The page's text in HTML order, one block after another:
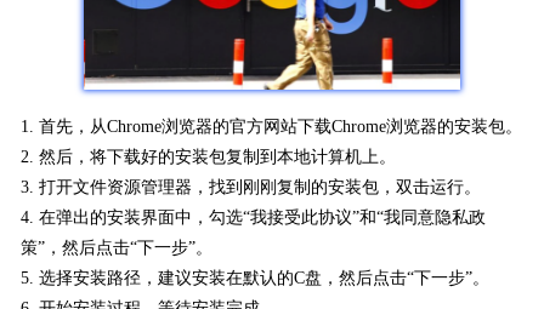
1. 首先，从Chrome浏览器的官方网站下载Chrome浏览器的安装包。
2. 然后，将下载好的安装包复制到本地计算机上。
3. 打开文件资源管理器，找到刚刚复制的安装包，双击运行。
4. 在弹出的安装界面中，勾选“我接受此协议”和“我同意隐私政
策”，然后点击“下一步”。
5. 选择安装路径，建议安装在默认的C盘，然后点击“下一步”。